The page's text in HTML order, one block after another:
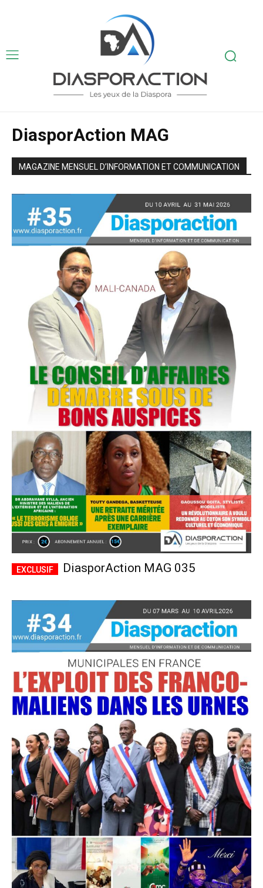
DiasporAction MAG
MAGAZINE MENSUEL D’INFORMATION ET COMMUNICATION
DiasporAction MAG 035